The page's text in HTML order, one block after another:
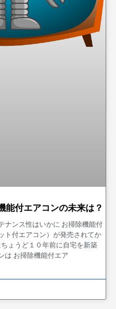
能付エアコンの未来は？
ナンス性はいかに お掃除機能付
ト付エアコン）が発売されてか
ょうど１０年前に自宅を新築
は お掃除機能付エア